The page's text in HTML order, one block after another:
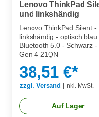
Lenovo ThinkPad
und linkshändig
Lenovo ThinkPad Silent
linkshändig - optisch
Bluetooth 5.0 - Schwarz
Gen 4 21QN
38,51 €*
zzgl. Versand inkl. MwSt.
Auf Lager